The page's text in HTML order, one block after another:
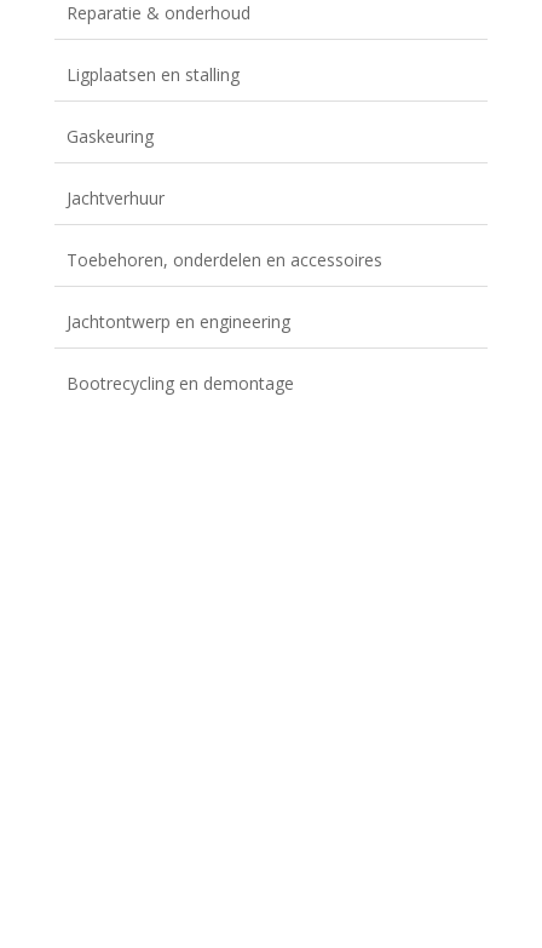
Reparatie & onderhoud
Ligplaatsen en stalling
Gaskeuring
Jachtverhuur
Toebehoren, onderdelen en accessoires
Jachtontwerp en engineering
Bootrecycling en demontage